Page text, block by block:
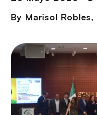
By Marisol Robles,